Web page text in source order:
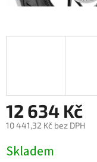
12 634 Kč
10 441,32 Kč bez DPH
cena:
Skladem